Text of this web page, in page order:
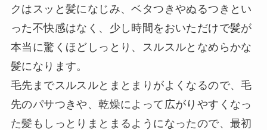
クはスッと髪になじみ、ベタつきやぬるつきとい
った不快感はなく、少し時間をおいただけで髪が
本当に驚くほどしっとり、スルスルとなめらかな
髪になります。
毛先までスルスルとまとまりがよくなるので、毛
先のパサつきや、乾燥によって広がりやすくなっ
た髪もしっとりまとまるようになったので、最初